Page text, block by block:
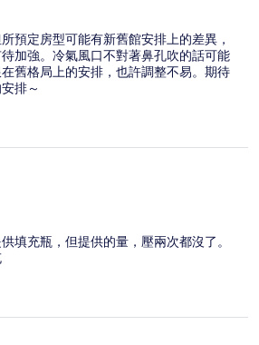
預定房型可能有新舊館安排上的差異，
加強。冷氣風口不對著鼻孔吹的話可能
舊格局上的安排，也許調整不易。期待
排～
填充瓶，但提供的量，壓兩次都沒了。